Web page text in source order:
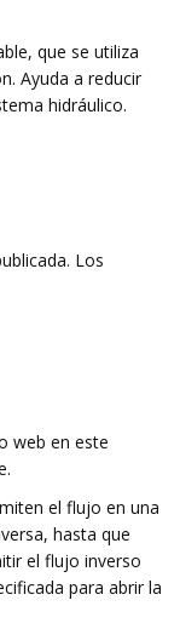
que se utiliza
Ayuda a reducir
hidráulico.
Los
web en este
el flujo en una
hasta que
el flujo inverso
para abrir la